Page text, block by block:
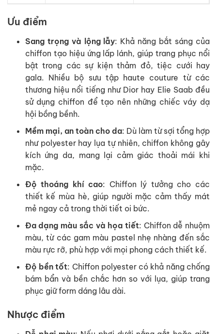
Ưu điểm
Sang trọng và lộng lẫy: Khả năng bắt sáng của
chiffon tạo hiệu ứng lấp lánh, giúp trang phục nổi
bật trong các sự kiện thảm đỏ, tiệc cưới hay
gala. Nhiều bộ sưu tập haute couture từ các
thương hiệu nổi tiếng như Dior hay Elie Saab đều
sử dụng chiffon để tạo nên những chiếc váy dạ
hội bồng bềnh.
Mềm mại, an toàn cho da: Dù làm từ sợi tổng hợp
như polyester hay lụa tự nhiên, chiffon không gây
kích ứng da, mang lại cảm giác thoải mái khi
mặc.
Độ thoáng khí cao: Chiffon lý tưởng cho các
thiết kế mùa hè, giúp người mặc cảm thấy mát
mẻ ngay cả trong thời tiết oi bức.
Đa dạng màu sắc và họa tiết: Chiffon dễ nhuộm
màu, từ các gam màu pastel nhẹ nhàng đến sắc
màu rực rỡ, phù hợp với mọi phong cách thiết kế.
Độ bền tốt: Chiffon polyester có khả năng chống
bám bẩn và bền chắc hơn so với lụa, giúp trang
phục giữ form dáng lâu dài.
Nhược điểm